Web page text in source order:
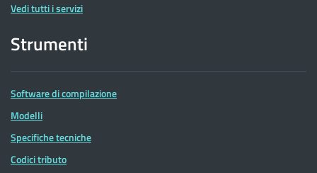
Vedi tutti i servizi
Strumenti
Software di compilazione
Modelli
Specifiche tecniche
Codici tributo